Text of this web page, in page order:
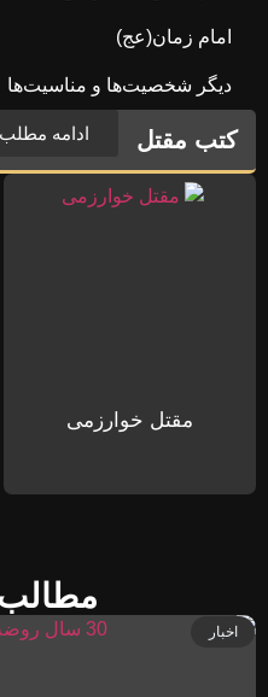
امام زمان(عج)
دیگر شخصیت‌ها و مناسیت‌ها
کتب مقتل ادامه مطلب
مقتل خوارزمی
اخبار